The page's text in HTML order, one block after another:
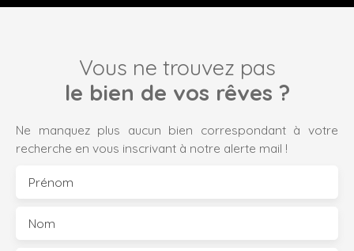
Vous ne trouvez pas
le bien de vos rêves ?
Ne manquez plus aucun bien correspondant à votre
recherche en vous inscrivant à notre alerte mail !
Prénom
Nom